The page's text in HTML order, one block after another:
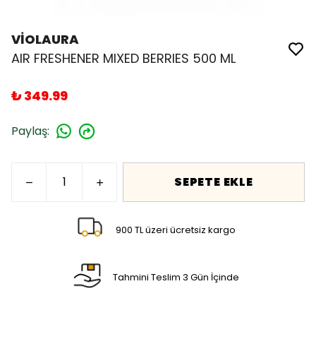
VİOLAURA
AIR FRESHENER MIXED BERRIES 500 ML
₺ 349.99
Paylaş:
SEPETE EKLE
900 TL üzeri ücretsiz kargo
Tahmini Teslim 3 Gün İçinde